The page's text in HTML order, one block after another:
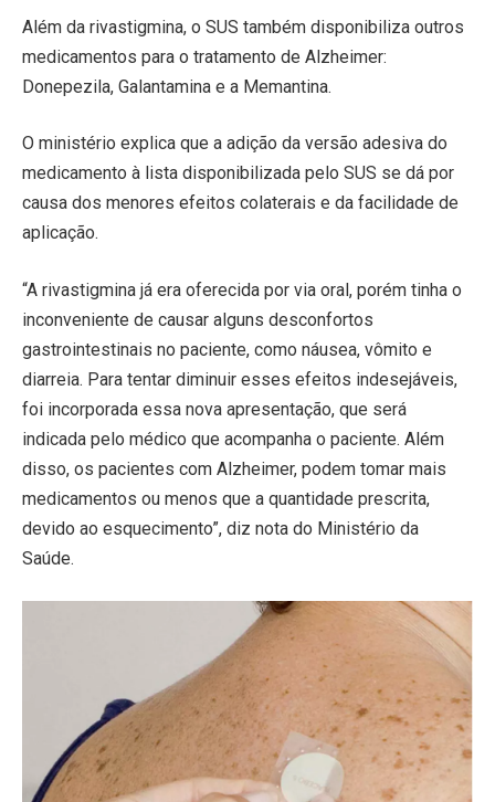
Além da rivastigmina, o SUS também disponibiliza outros
medicamentos para o tratamento de Alzheimer:
Donepezila, Galantamina e a Memantina.
O ministério explica que a adição da versão adesiva do
medicamento à lista disponibilizada pelo SUS se dá por
causa dos menores efeitos colaterais e da facilidade de
aplicação.
“A rivastigmina já era oferecida por via oral, porém tinha o
inconveniente de causar alguns desconfortos
gastrointestinais no paciente, como náusea, vômito e
diarreia. Para tentar diminuir esses efeitos indesejáveis,
foi incorporada essa nova apresentação, que será
indicada pelo médico que acompanha o paciente. Além
disso, os pacientes com Alzheimer, podem tomar mais
medicamentos ou menos que a quantidade prescrita,
devido ao esquecimento”, diz nota do Ministério da
Saúde.